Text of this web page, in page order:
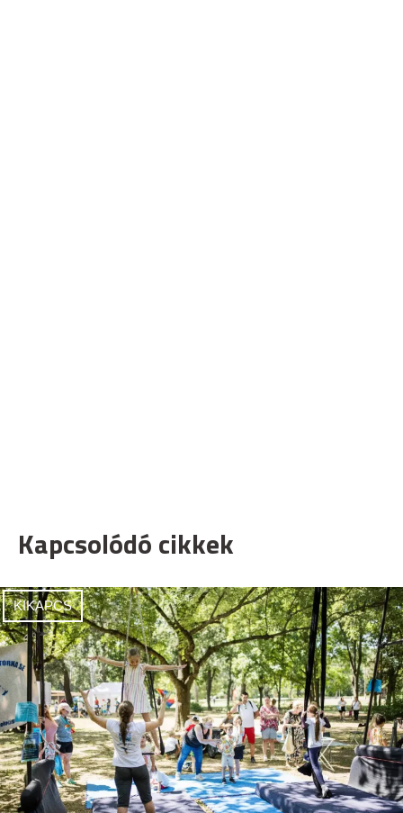
Kapcsolódó cikkek
KIKAPCS